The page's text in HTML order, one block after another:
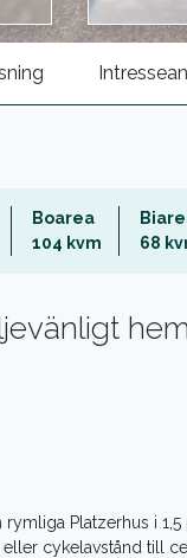
Boarea
104 kvm
68
Platzerhus i
cykelavstånd till